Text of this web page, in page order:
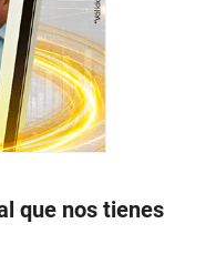
que nos tienes